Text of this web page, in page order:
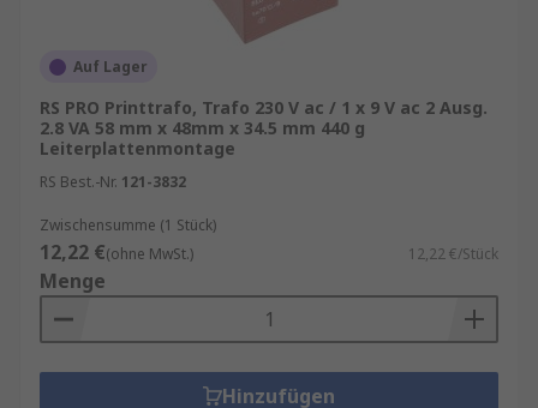
Leiterplatten‑Transformatoren kommen in sehr
vielen Branchen und Geräten vor. Zu den
häufigsten Anwendungen zählen:
Industrie & Automatisierung
Steuergeräte
Sensorik‑Module
Netzteile & Hilfsspannungen
Haushalts- & Konsumelektronik
Ladegeräte
Auf Lager
RS PRO Printtrafo, Trafo 230 V ac / 1 x 9 V ac 2 Ausg.
2.8 VA 58 mm x 48mm x 34.5 mm 440 g
Leiterplattenmontage
RS Best.-Nr. 121-3832
Zwischensumme (1 Stück)
12,22 €(ohne MwSt.) 12,22 €/Stück
Menge
Hinzufügen